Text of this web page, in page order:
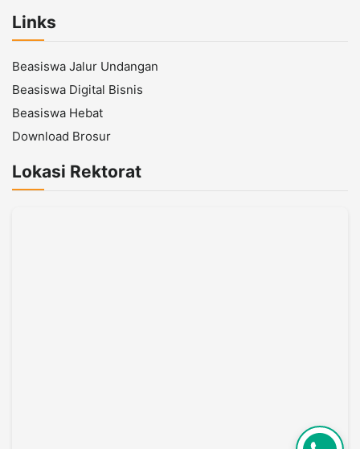
Links
Beasiswa Jalur Undangan
Beasiswa Digital Bisnis
Beasiswa Hebat
Download Brosur
Lokasi Rektorat